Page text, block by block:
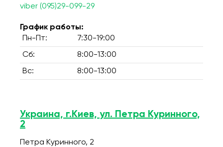
viber (095)29-099-29
График работы:
Пн-Пт:
7:30-19:00
Сб: 8:00-13:00
Вс: 8:00-13:00
Украина, г.Киев, ул. Петра Куринного,
2
Петра Куринного, 2